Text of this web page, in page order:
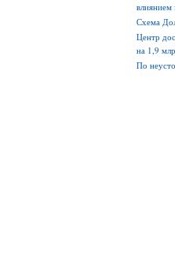
влиянием
Схема
Центр
на 1,9
По